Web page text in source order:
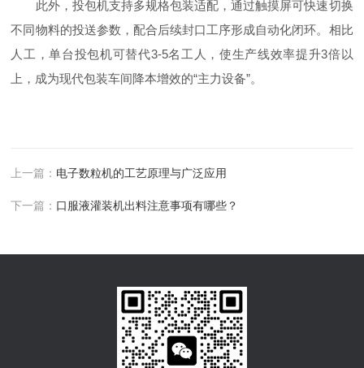
此外，投包机支持多规格包装适配，通过触摸屏可快速切换
不同物料的投送参数，配合后续封口工序形成自动化闭环。相比
人工，单台投包机可替代3-5名工人，使生产线效率提升3倍以
上，成为现代包装车间降本增效的“主力设备”。​
上一篇： 电子数粒机的工艺原理与广泛应用
下一篇： 口服液灌装机出料注意事项有哪些？